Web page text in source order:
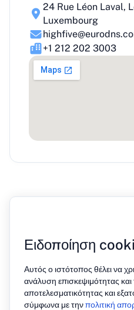
Ειδοποίηση
Αυτός ο ιστότοπος θέλει να
ανάλυση επισκεψιμότητας
αποτελεσματικότητας και
σύμφωνα με τηνπολιτική
24 Rue Léon Laval,
Luxembourg
+1 212 202 3003
Πολιτική απορρήτου